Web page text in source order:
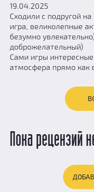
19.04.2025
Сходили с подругой
игра, великолепные
безумно
доброжелательный)
Сами игры
атмосфера прямо как
Пока рецензий